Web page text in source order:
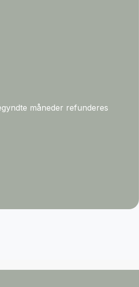
måneder refunderes